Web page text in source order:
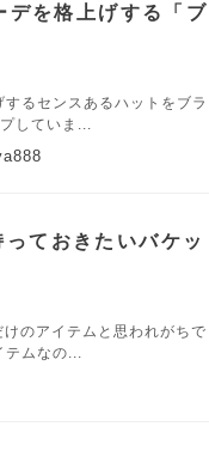
を格上げする「ブ
るセンスあるハットをブラ
していま...
ておきたいバケッ
のアイテムと思われがちで
テムなの...